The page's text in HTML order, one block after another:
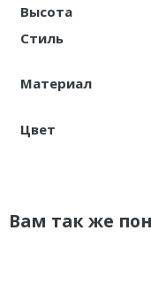
Высота
Стиль
Материал
Цвет
Вам так же